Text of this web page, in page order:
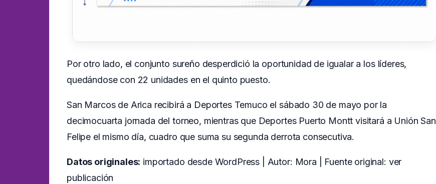
Por otro lado, el conjunto sureño desperdició la oportunidad de igualar a los líderes,
quedándose con 22 unidades en el quinto puesto.
San Marcos de Arica recibirá a Deportes Temuco el sábado 30 de mayo por la
decimocuarta jornada del torneo, mientras que Deportes Puerto Montt visitará a Unión San
Felipe el mismo día, cuadro que suma su segunda derrota consecutiva.
Datos originales: importado desde WordPress | Autor: Mora | Fuente original: ver
publicación